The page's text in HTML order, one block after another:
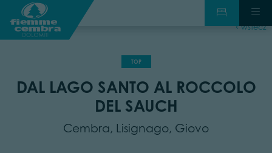
wstecz
TOP
DAL LAGO SANTO AL ROCCOLO
DEL SAUCH
Cembra, Lisignago, Giovo